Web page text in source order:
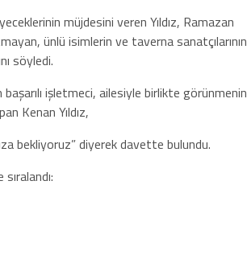
müjdesini veren Yıldız, Ramazan
ünlü isimlerin ve taverna sanatçılarının
söyledi.
işletmeci, ailesiyle birlikte görünmenin
Kenan Yıldız,
bekliyoruz” diyerek davette bulundu.